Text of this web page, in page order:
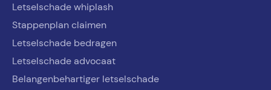
Letselschade whiplash
Stappenplan claimen
Letselschade bedragen
Letselschade advocaat
Belangenbehartiger letselschade